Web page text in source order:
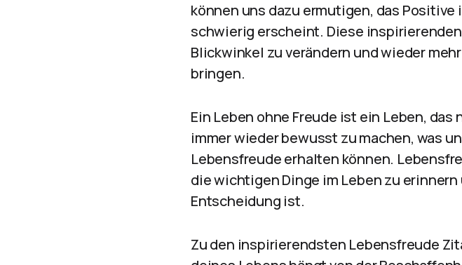
können uns dazu ermutigen, das
schwierig erscheint. Diese
Blickwinkel zu verändern und wieder
bringen.
Ein Leben ohne Freude ist ein Leben,
immer wieder bewusst zu machen, was
Lebensfreude erhalten können.
die wichtigen Dinge im Leben zu
Entscheidung ist.
Zu den inspirierendsten Lebensfreude